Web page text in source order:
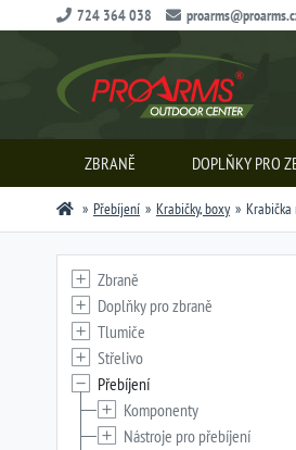
724 364 038
ZBRANĚ DOPLŇKY PRO
Přebíjení Krabičky, boxy Krabička
Zbraně
Doplňky pro zbraně
Tlumiče
Střelivo
Přebíjení
Komponenty
Nástroje pro přebíjení